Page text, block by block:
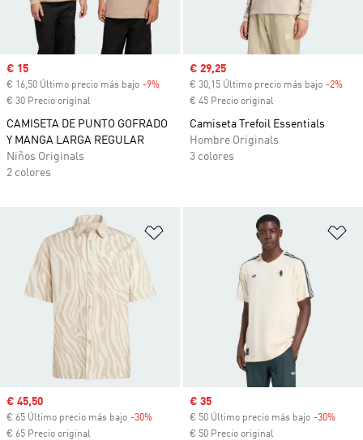
Precio de venta
€ 15
€ 16,50 Último precio más bajo -9% Descuento
€ 30 Precio original
CAMISETA DE PUNTO GOFRADO
Y MANGA LARGA REGULAR
Niños Originals
2 colores
Precio de venta
€ 29,25
€ 30,15 Último precio más bajo -2%
€ 45 Precio original
Camiseta Trefoil Essentials
Hombre Originals
3 colores
Añadir a la lista de deseos
Precio de venta
€ 45,50
€ 65 Último precio más bajo -30% Descuento
€ 65 Precio original
Precio de venta
€ 35
€ 50 Último precio más bajo -30%
€ 50 Precio original